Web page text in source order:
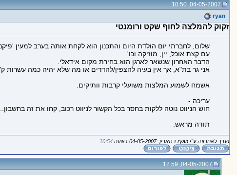
04-05-2007, 10:50
ryan
זקוק להמלצה לחוף שקט ורומנטי
שלום, לחברתי יום הולדת היום והתכנון הוא לקחת אותה בערב למעין
עם קצת אוכל, יין, מוזיקה וכו'
הדבר האחרון שנשאר לארגן הוא בחירת מקום אידאלי.
אני גר בת"א, אך אין בעיה להצפין/להדרים או מה שלא יהיה כמה עשרות
אשמח לשמוע המלצות משועלי קרבות וותיקים.
עריכה -
חוש הניווט נוטה ללקות בחסר בכל הקשור לניווט רכוב, קחו את זה בחשבון..
תודה מראש.
נערך לאחרונה ע"י ryan בתאריך 04-05-2007 בשעה 10:54
04-05-2007, 12:59